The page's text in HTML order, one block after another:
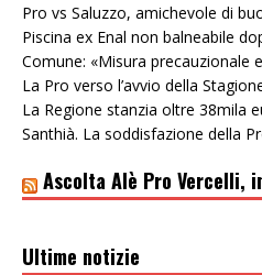
Pro vs Saluzzo, amichevole di
Piscina ex Enal non balneabile
Comune: «Misura precauzionale
La Pro verso l’avvio della
La Regione stanzia oltre 38mila
Santhià. La soddisfazione della
Ascolta Alè Pro Vercelli,
Ultime notizie